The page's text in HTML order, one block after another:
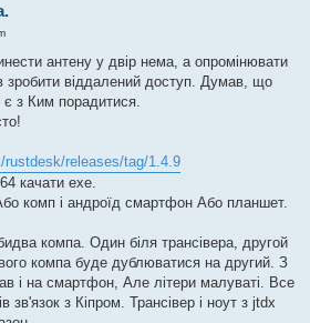
антену у двір нема, а опромінювати
зробити віддалений доступ. Думав, що
з Ким порадитися.
releases/tag/1.4.9
качати ехе.
комп і андроїд смартфон Або планшет.
компа. Один біля трансівера, другой
компа буде дублюватися на другий. З
і на смартфон, Але літери малуваті. Все
з Кіпром. Трансівер і ноут з jtdx